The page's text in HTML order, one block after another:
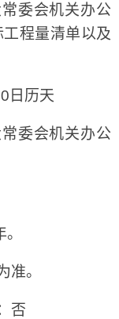
委会机关办公
程量清单以及
日历天
委会机关办公
。
否